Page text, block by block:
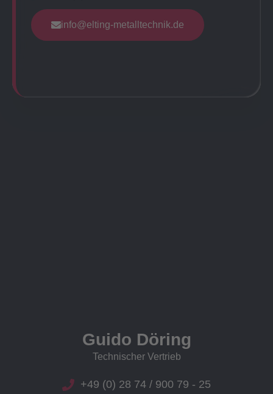
info@elting-metalltechnik.de
Guido Döring
Technischer Vertrieb
+49 (0) 28 74 / 900 79 - 25